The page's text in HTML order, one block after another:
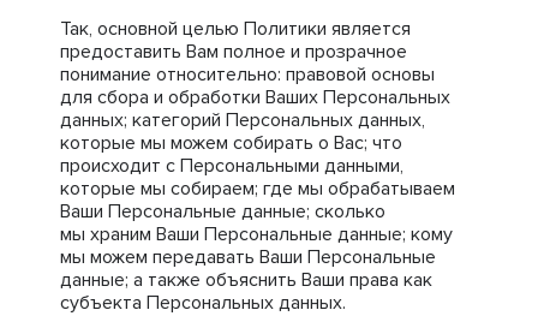
Так, основной целью Политики является
предоставить Вам полное и прозрачное
понимание относительно: правовой основы
для сбора и обработки Ваших Персональных
данных; категорий Персональных данных,
которые мы можем собирать о Вас; что
происходит с Персональными данными,
которые мы собираем; где мы обрабатываем
Ваши Персональные данные; сколько
мы храним Ваши Персональные данные; кому
мы можем передавать Ваши Персональные
данные; а также объяснить Ваши права как
субъекта Персональных данных.